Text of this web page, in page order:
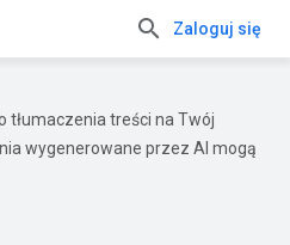
Zaloguj się
tłumaczenia treści na Twój
wygenerowane przez AI mogą